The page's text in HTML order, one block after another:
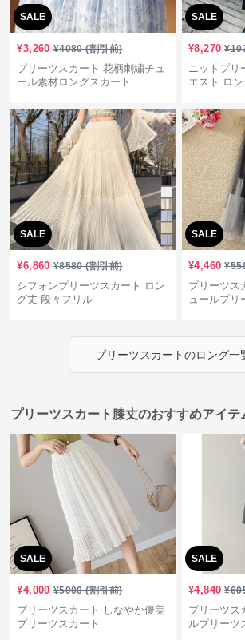
SALE
¥3,260 ¥4080(割引前)
プリーツスカート 花柄刺繍チュ
ール素材ロングスカート
SALE
¥8,270 ¥
ニットプリ
エスト ロ
SALE
¥6,860 ¥8580(割引前)
シフォンプリーツスカート ロン
グ丈 段々フリル
SALE
¥4,460 ¥
プリーツス
ュールプリ
プリーツスカートのロング一
プリーツスカート膝丈のおすすめアイテ
SALE
¥4,000 ¥5000(割引前)
プリーツスカート しなやか優美
プリーツスカート
SALE
¥4,840 ¥
プリーツス
ルプリーツ